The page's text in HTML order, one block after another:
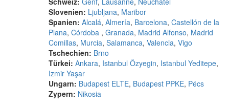
Slovenien: Ljubljana, Maribor
Spanien: Alcalá, Almería, Barcelona, Castellón de la
Plana, Córdoba , Granada, Madrid Alfonso, Madrid
Comillas, Murcia, Salamanca, Valencia, Vigo
Tschechien: Brno
Türkei: Ankara, Istanbul Özyegin, Istanbul Yeditepe,
Izmir Yaşar
Ungarn: Budapest ELTE, Budapest PPKE, Pécs
Zypern: Nikosia